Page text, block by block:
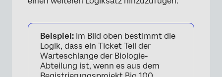
Beispiel: Im Bild oben bestimmt die
Logik, dass ein Ticket Teil der
Warteschlange der Biologie-
Abteilung ist, wenn es aus dem